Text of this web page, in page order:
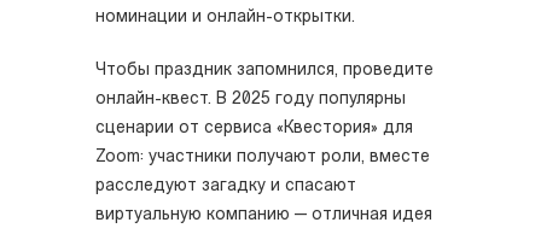
номинации и онлайн-открытки.
Чтобы праздник запомнился, проведите
онлайн-квест. В 2025 году популярны
сценарии от сервиса «Квестория» для
Zoom: участники получают роли, вместе
расследуют загадку и спасают
виртуальную компанию — отличная идея